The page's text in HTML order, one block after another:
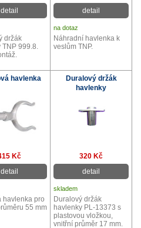
detail
detail
na dotaz
držák
999.8.
Náhradní havlenka k
veslům TNP.
havlenka
Duralový držák
havlenky
Kč
detail
320 Kč
detail
skladem
havlenka pro
55 mm
Duralový držák
havlenky PL-13373 s
plastovou vložkou,
vnitřní průměr 17 mm.